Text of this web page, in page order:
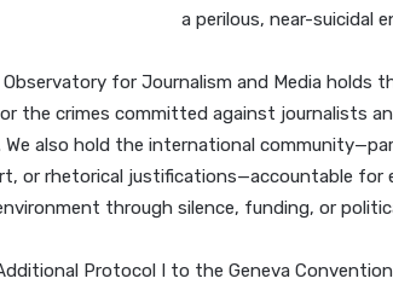
a perilous, near-suicidal
for Journalism and Media holds
the crimes committed against journalists
also hold the international
or rhetorical justifications—accountable for
through silence, funding, or
Protocol I to the Geneva